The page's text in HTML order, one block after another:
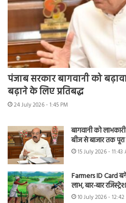
पंजाब सरकार बागवानी को
बढ़ाने के लिए प्रतिबद्ध
24 July 2026 - 1:45 PM
बागवानी को
बीज से बाजार तक
15 July 2026 - 11:43
Farmers ID Card
लाभ, बार-बार
10 July 2026 -